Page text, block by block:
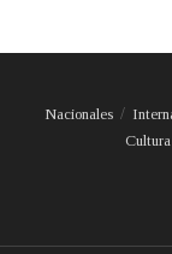
Nacionales
Cultura